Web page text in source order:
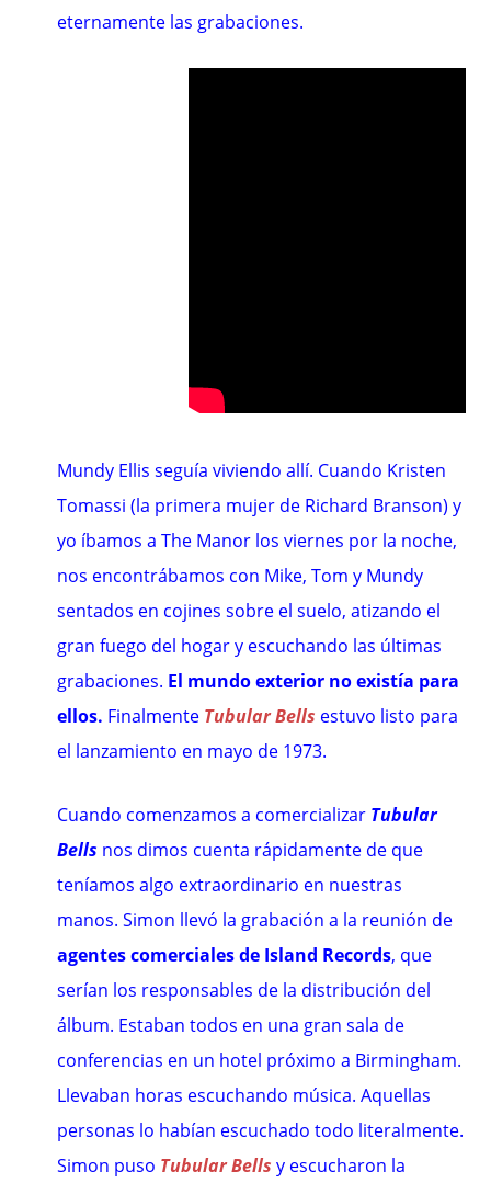
eternamente las grabaciones.
Mundy Ellis seguía viviendo allí. Cuando Kristen
Tomassi (la primera mujer de Richard Branson) y
yo íbamos a The Manor los viernes por la noche,
nos encontrábamos con Mike, Tom y Mundy
sentados en cojines sobre el suelo, atizando el
gran fuego del hogar y escuchando las últimas
grabaciones. El mundo exterior no existía para
ellos. Finalmente Tubular Bells estuvo listo para
el lanzamiento en mayo de 1973.
Cuando comenzamos a comercializar Tubular
Bells nos dimos cuenta rápidamente de que
teníamos algo extraordinario en nuestras
manos. Simon llevó la grabación a la reunión de
agentes comerciales de Island Records, que
serían los responsables de la distribución del
álbum. Estaban todos en una gran sala de
conferencias en un hotel próximo a Birmingham.
Llevaban horas escuchando música. Aquellas
personas lo habían escuchado todo literalmente.
Simon puso Tubular Bells y escucharon la